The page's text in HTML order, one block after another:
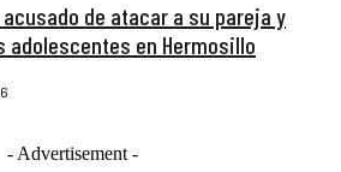
de atacar a su pareja y
adolescentes en Hermosillo
- Advertisement -